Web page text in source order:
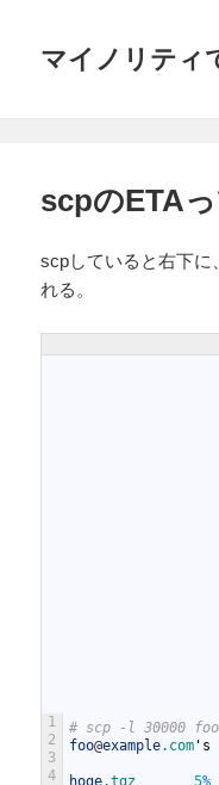
マイノリティ
scpのETA
scpしていると右下に
れる。
1
2
3
4
# scp -l 30000
foo@example.com ' s